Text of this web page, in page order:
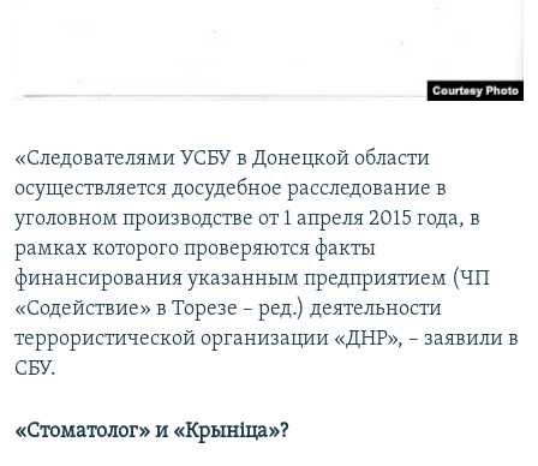
«Следователями УСБУ в Донецкой области
осуществляется досудебное расследование в
уголовном производстве от 1 апреля 2015 года, в
рамках которого проверяются факты
финансирования указанным предприятием (ЧП
«Содействие» в Торезе – ред.) деятельности
террористической организации «ДНР», – заявили в
СБУ.
«Стоматолог» и «Крыніца»?